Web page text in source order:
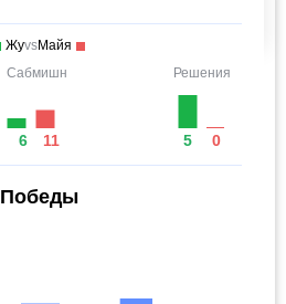
ЖуvsМайя
Сабмишн
6 11
Решения
5 0
Победы